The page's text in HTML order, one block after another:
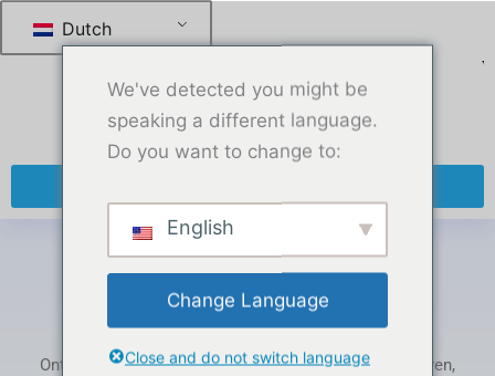
Dutch
Tag: PTFE Hoses
Ontdek ons assortiment PTFE-producten: buizen, staven,
We've detected you might be
speaking a different language.
Do you want to change to:
English
Change Language
Close and do not switch language